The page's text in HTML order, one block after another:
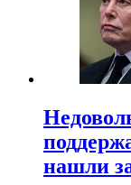
нашли